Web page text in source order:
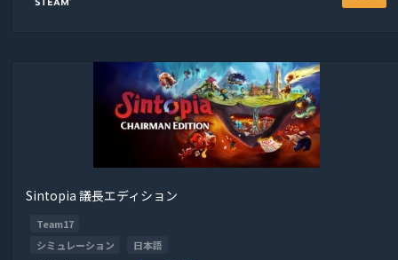
Sintopia 議長エディション
Team17
シミュレーション
日本語